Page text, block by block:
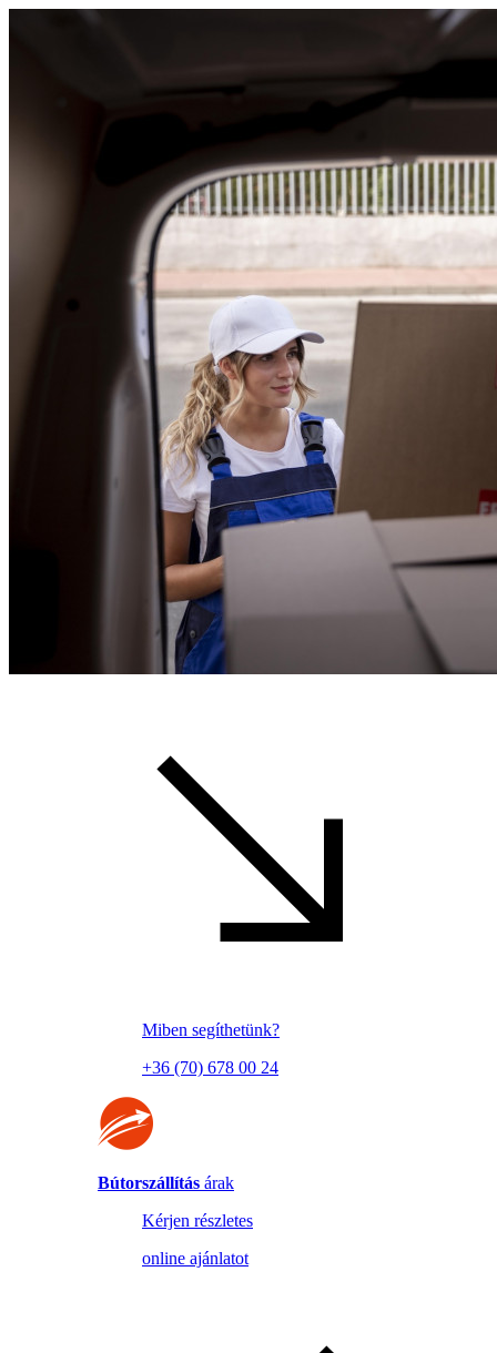
Miben segíthetünk?
+36 (70) 678 00 24
Bútorszállítás árak
Kérjen részletes
online ajánlatot